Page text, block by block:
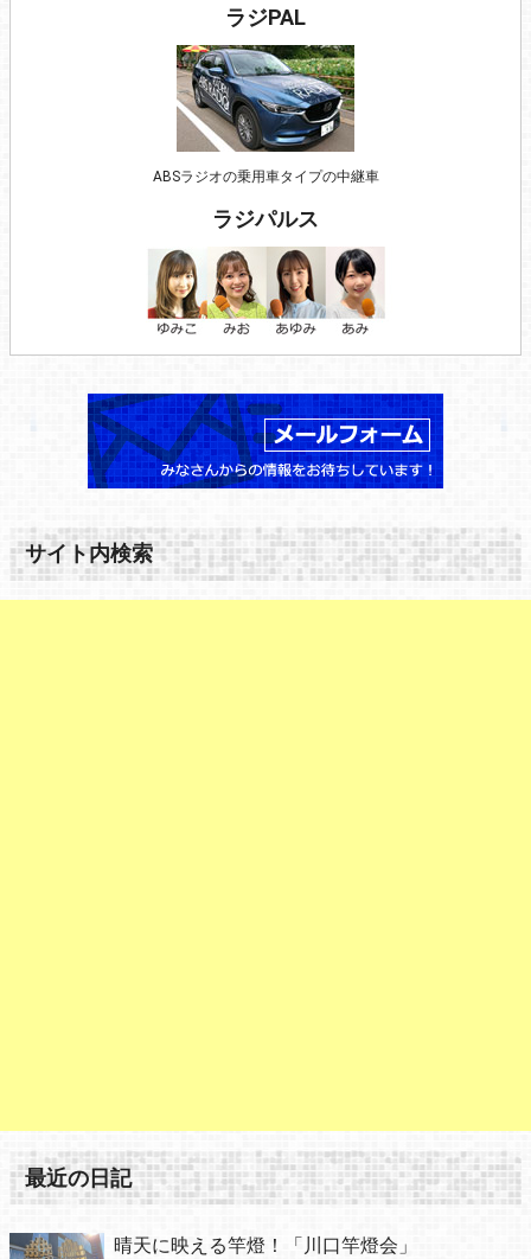
ラジPAL
ABSラジオの乗用車タイプの中継車
ラジパルス
サイト内検索
最近の日記
晴天に映える竿燈！「川口竿燈会」